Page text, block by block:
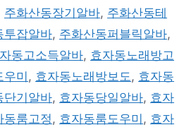
주화산동장기알바, 주화산동테
투잡알바, 주화산동퍼블릭알바,
동고소득알바, 효자동노래방고
우미 , 효자동노래방보도, 효자동
단기알바, 효자동당일알바, 효자
동룸고정, 효자동룸도우미 , 효자